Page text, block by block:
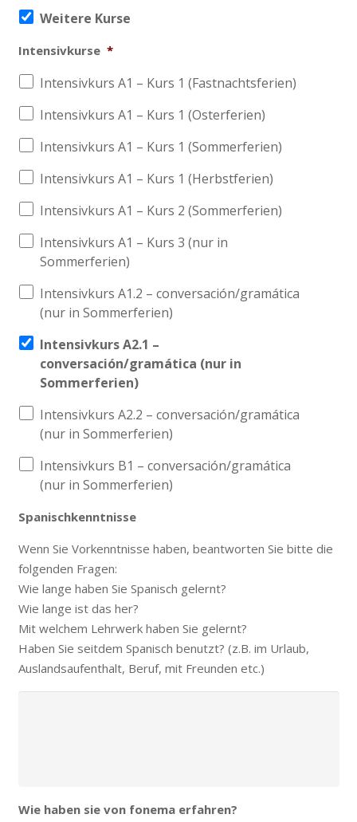
Weitere Kurse
Intensivkurse *
Intensivkurs A1 – Kurs 1 (Fastnachtsferien)
Intensivkurs A1 – Kurs 1 (Osterferien)
Intensivkurs A1 – Kurs 1 (Sommerferien)
Intensivkurs A1 – Kurs 1 (Herbstferien)
Intensivkurs A1 – Kurs 2 (Sommerferien)
Intensivkurs A1 – Kurs 3 (nur in
Sommerferien)
Intensivkurs A1.2 – conversación/gramática
(nur in Sommerferien)
Intensivkurs A2.1 –
conversación/gramática (nur in
Sommerferien)
Intensivkurs A2.2 – conversación/gramática
(nur in Sommerferien)
Intensivkurs B1 – conversación/gramática
(nur in Sommerferien)
Spanischkenntnisse
Wenn Sie Vorkenntnisse haben, beantworten Sie bitte die
folgenden Fragen:
Wie lange haben Sie Spanisch gelernt?
Wie lange ist das her?
Mit welchem Lehrwerk haben Sie gelernt?
Haben Sie seitdem Spanisch benutzt? (z.B. im Urlaub,
Auslandsaufenthalt, Beruf, mit Freunden etc.)
Wie haben sie von fonema erfahren?